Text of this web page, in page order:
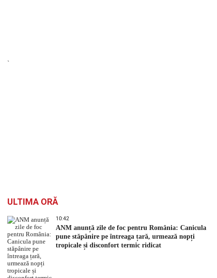
`
ULTIMA ORĂ
10:42
ANM anunță zile de foc pentru România: Canicula
pune stăpânire pe întreaga țară, urmează nopți
tropicale și disconfort termic ridicat